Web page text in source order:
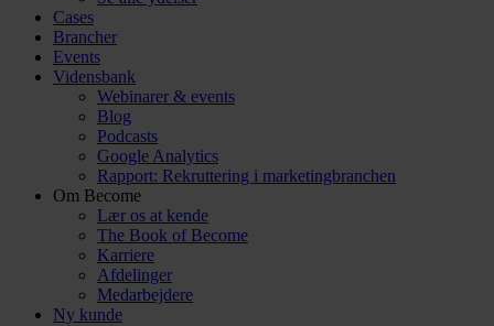
Cases
Brancher
Events
Vidensbank
Webinarer & events
Blog
Podcasts
Google Analytics
Rapport: Rekruttering i marketingbranchen
Om Become
Lær os at kende
The Book of Become
Karriere
Afdelinger
Medarbejdere
Ny kunde